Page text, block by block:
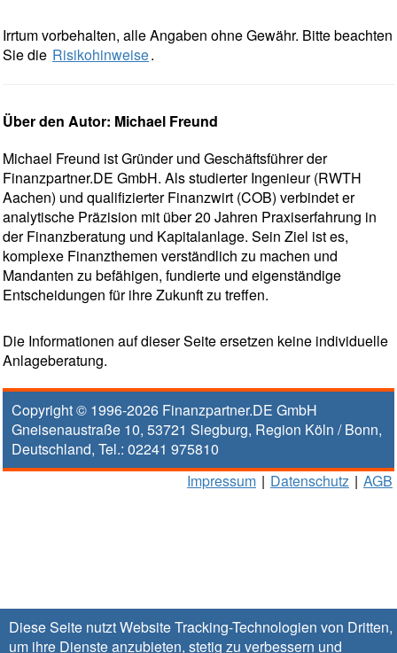
Diese Seite nutzt Website Tracking-Technologien von Dritten,
um ihre Dienste anzubieten, stetig zu verbessern und
Irrtum vorbehalten, alle Angaben ohne Gewähr. Bitte beachten
Sie die Risikohinweise.
Über den Autor: Michael Freund
Michael Freund ist Gründer und Geschäftsführer der
Finanzpartner.DE GmbH. Als studierter Ingenieur (RWTH
Aachen) und qualifizierter Finanzwirt (COB) verbindet er
analytische Präzision mit über 20 Jahren Praxiserfahrung in
der Finanzberatung und Kapitalanlage. Sein Ziel ist es,
komplexe Finanzthemen verständlich zu machen und
Mandanten zu befähigen, fundierte und eigenständige
Entscheidungen für ihre Zukunft zu treffen.
Die Informationen auf dieser Seite ersetzen keine individuelle
Anlageberatung.
Copyright © 1996-2026 Finanzpartner.DE GmbH
Gneisenaustraße 10, 53721 Siegburg, Region Köln / Bonn,
Deutschland, Tel.: 02241 975810
Impressum | Datenschutz | AGB